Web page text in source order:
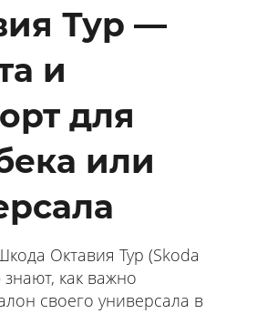
Тур —
и
для
или
Октавия Тур (Skoda
как важно
своего универсала в